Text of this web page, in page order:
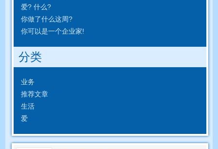
爱? 什么?
你做了什么这周?
你可以是一个企业家!
分类
业务
推荐文章
生活
爱